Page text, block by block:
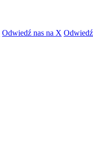
Odwiedź nas na X